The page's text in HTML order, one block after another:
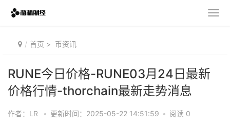
首页 > 币资讯
RUNE今日价格-RUNE03月24日最新
价格行情-thorchain最新走势消息
作者：LR • 更新时间：2025-05-22 14:51:59 • 阅读 0